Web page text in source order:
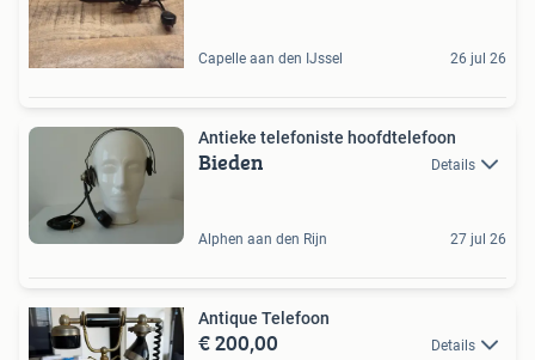
Capelle aan den IJssel 26 jul 26
Antieke telefoniste hoofdtelefoon
Bieden Details
Alphen aan den Rijn 27 jul 26
Antique Telefoon
€ 200,00 Details